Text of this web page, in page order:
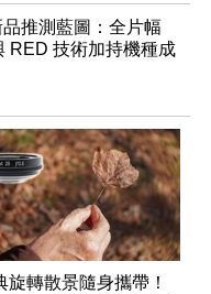
推測藍圖：全片幅
RED 技術加持機種成
旋轉散景隨身攜帶！